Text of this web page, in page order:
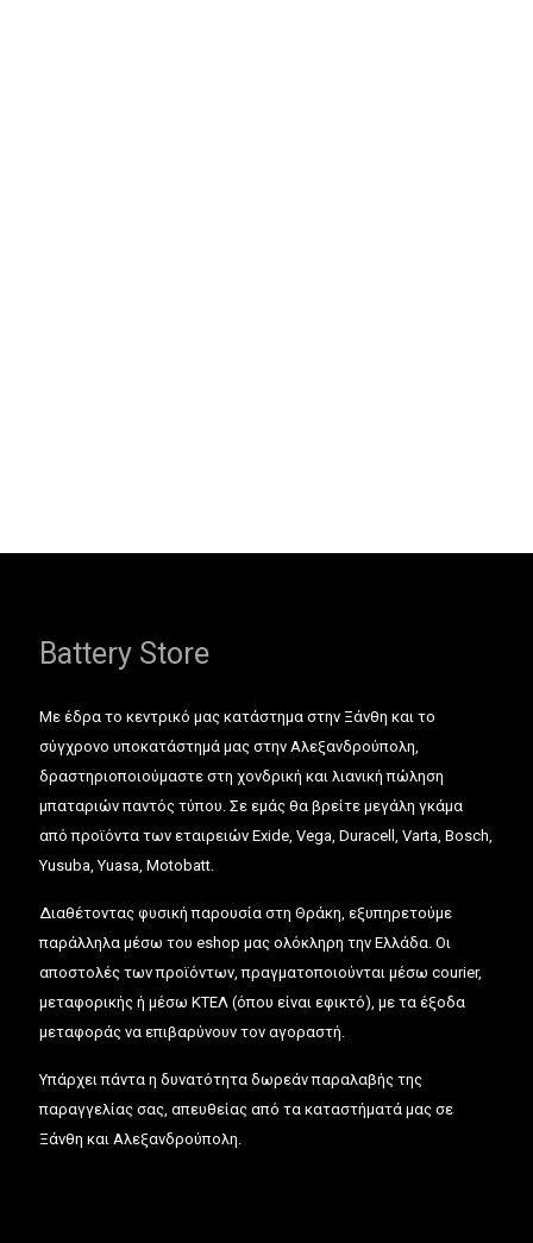
Battery Store
Με έδρα το κεντρικό μας κατάστημα στην Ξάνθη και το
σύγχρονο υποκατάστημά μας στην Αλεξανδρούπολη,
δραστηριοποιούμαστε στη χονδρική και λιανική πώληση
μπαταριών παντός τύπου. Σε εμάς θα βρείτε μεγάλη γκάμα
από προϊόντα των εταιρειών Exide, Vega, Duracell, Varta, Bosch,
Yusuba, Yuasa, Motobatt.
Διαθέτοντας φυσική παρουσία στη Θράκη, εξυπηρετούμε
παράλληλα μέσω του eshop μας ολόκληρη την Ελλάδα. Οι
αποστολές των προϊόντων, πραγματοποιούνται μέσω courier,
μεταφορικής ή μέσω ΚΤΕΛ (όπου είναι εφικτό), με τα έξοδα
μεταφοράς να επιβαρύνουν τον αγοραστή.
Υπάρχει πάντα η δυνατότητα δωρεάν παραλαβής της
παραγγελίας σας, απευθείας από τα καταστήματά μας σε
Ξάνθη και Αλεξανδρούπολη.